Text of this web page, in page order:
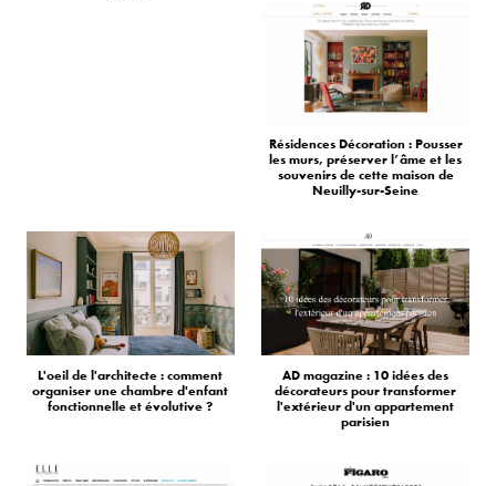
Résidences Décoration : Pousser
les murs, préserver l’âme et les
souvenirs de cette maison de
Neuilly-sur-Seine
L'oeil de l'architecte : comment
organiser une chambre d'enfant
fonctionnelle et évolutive ?
AD magazine : 10 idées des
décorateurs pour transformer
l'extérieur d'un appartement
parisien